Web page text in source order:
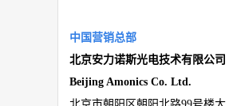
中国营销总部
北京安力诺斯光电技术有限公司
Beijing Amonics Co. Ltd.